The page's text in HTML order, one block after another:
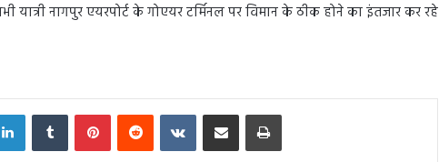
नागपुर एयरपोर्ट के गोएयर टर्मिनल पर विमान के ठीक होने का इंतजार कर रहे
LinkedInTumblr PinterestReddit VKontakteShare via Email Print